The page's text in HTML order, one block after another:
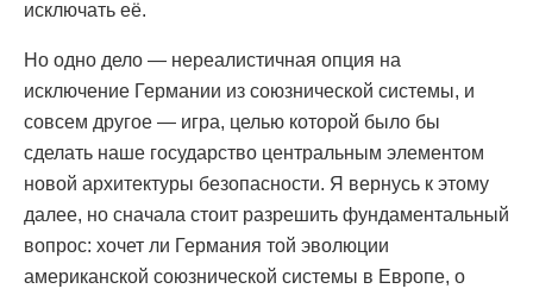
исключать её.
Но одно дело — нереалистичная опция на
исключение Германии из союзнической системы, и
совсем другое — игра, целью которой было бы
сделать наше государство центральным элементом
новой архитектуры безопасности. Я вернусь к этому
далее, но сначала стоит разрешить фундаментальный
вопрос: хочет ли Германия той эволюции
американской союзнической системы в Европе, о